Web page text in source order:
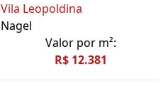
Leopoldina
Valor por m²:
R$ 12.381